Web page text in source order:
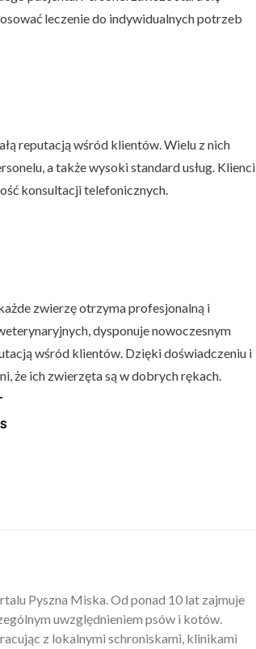
leczenie do indywidualnych potrzeb
reputacją wśród klientów. Wielu z nich
a także wysoki standard usług. Klienci
konsultacji telefonicznych.
zwierzę otrzyma profesjonalną i
dysponuje nowoczesnym
wśród klientów. Dzięki doświadczeniu i
że ich zwierzęta są w dobrych rękach.
Pyszna Miska. Od ponad 10 lat zajmuje
uwzględnieniem psów i kotów.
z lokalnymi schroniskami, klinikami